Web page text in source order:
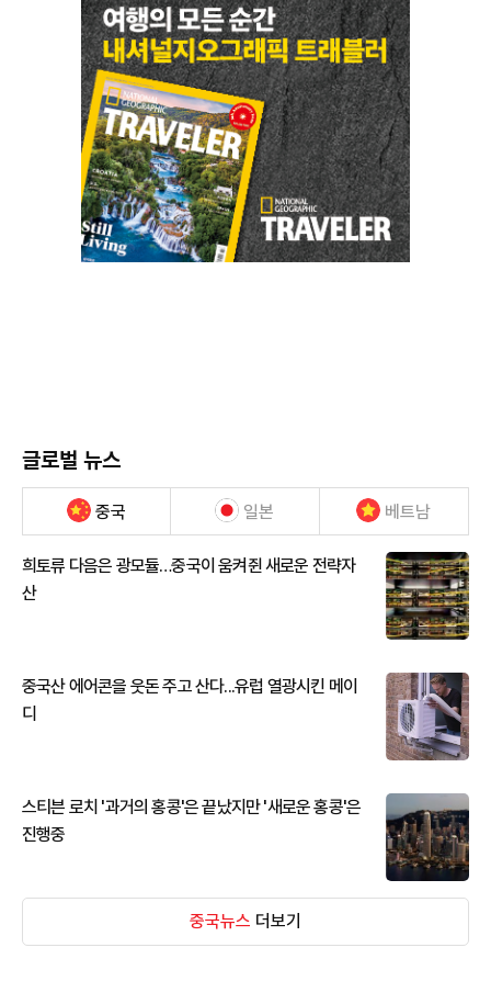
글로벌 뉴스
중국 일본 베트남
희토류 다음은 광모듈…중국이 움켜쥔 새로운 전략자
산
중국산 에어콘을 웃돈 주고 산다...유럽 열광시킨 메이
디
스티븐 로치 '과거의 홍콩'은 끝났지만 '새로운 홍콩'은
진행중
중국뉴스 더보기